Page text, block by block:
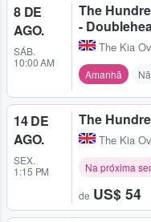
8 DE
AGO.
SÁB.
10:00 AM
The
-
The Kia
Amanhã
14 DE
AGO.
SEX.
1:15 PM
The
The Kia
Na próxima
de US$ 54